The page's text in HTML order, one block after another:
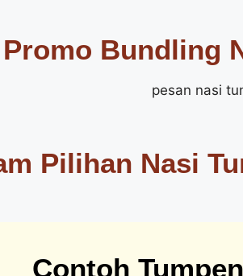
Promo Bundling
Pilihan Nasi
Contoh